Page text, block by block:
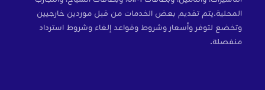
المحلية.يتم تقديم بعض الخدمات من قبل موردين خارجيين
وتخضع لتوفر وأسعار وشروط وقواعد إلغاء وشروط استرداد
منفصلة.